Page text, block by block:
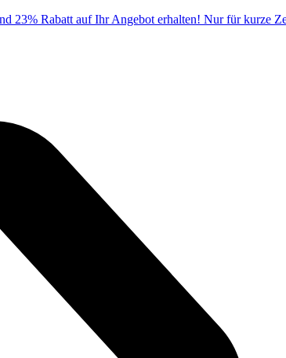
23% Rabatt auf Ihr Angebot erhalten! Nur für kurze